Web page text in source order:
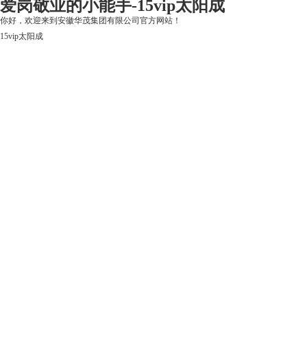
爱岗敬业的小能手-15vip太阳成
你好，欢迎来到安徽华茂集团有限公司官方网站！
15vip太阳成